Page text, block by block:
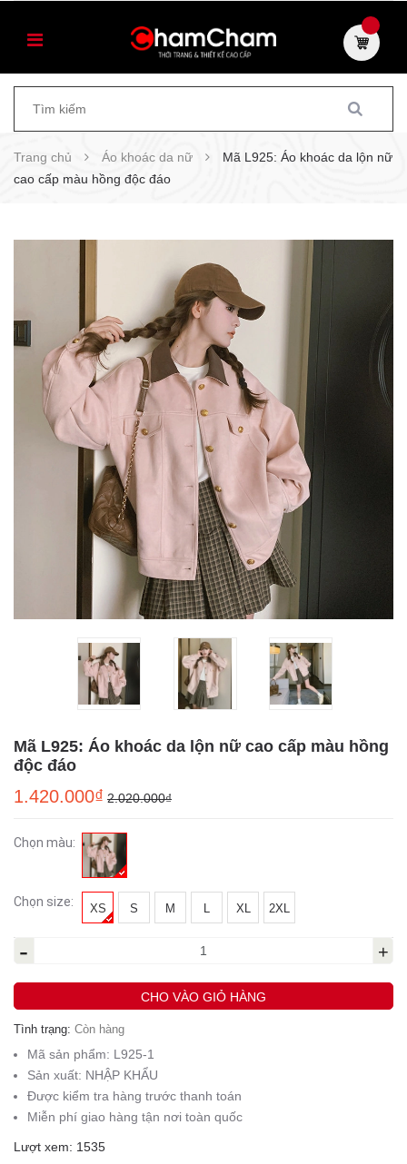
Trang chủ Áo khoác da nữ
Mã L925: Áo khoác da lộn nữ
cao cấp màu hồng độc đáo
Mã L925: Áo khoác da lộn nữ cao cấp màu hồng
độc đáo
1.420.000₫ 2.020.000₫
Chọn màu:
Chọn size: XS S M L XL 2XL
- +
CHO VÀO GIỎ HÀNG
Tình trạng: Còn hàng
Mã sản phẩm: L925-1
Sản xuất: NHẬP KHẨU
Được kiểm tra hàng trước thanh toán
Miễn phí giao hàng tận nơi toàn quốc
Lượt xem: 1535